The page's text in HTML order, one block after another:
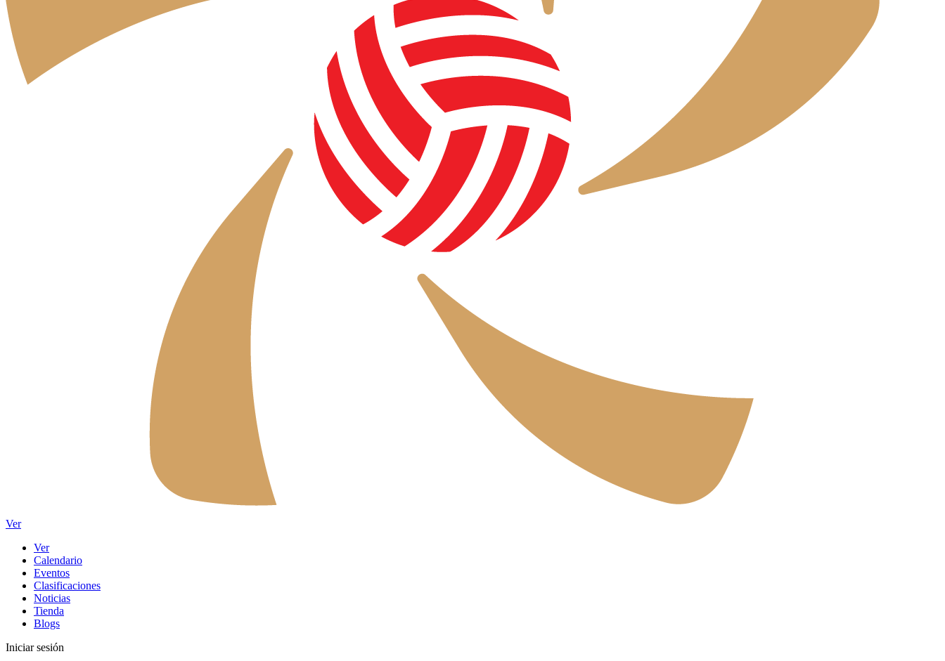
Ver
Ver
Calendario
Eventos
Clasificaciones
Noticias
Tienda
Blogs
Iniciar sesión